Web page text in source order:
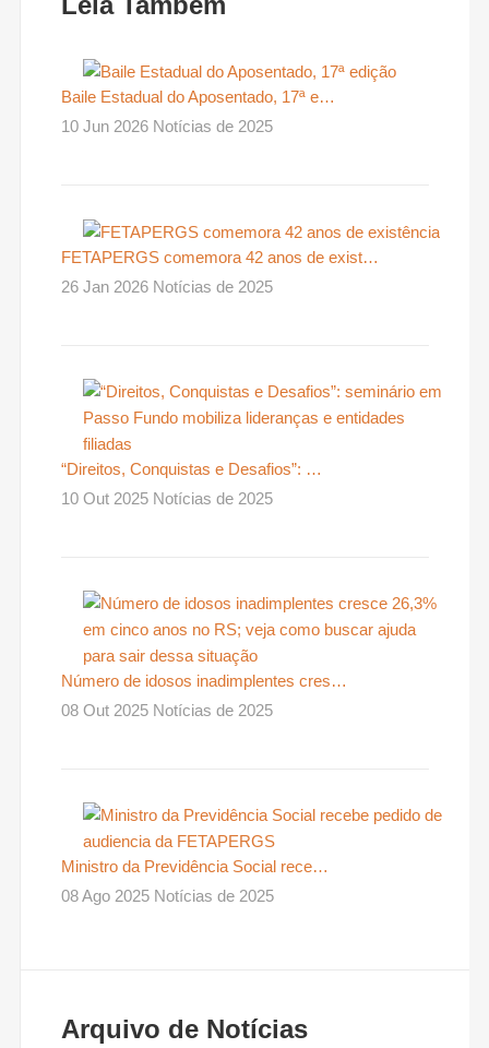
Baile Estadual do Aposentado, 17ª e…
10 Jun 2026 Notícias de 2025
FETAPERGS comemora 42 anos de exist…
26 Jan 2026 Notícias de 2025
“Direitos, Conquistas e Desafios”: …
10 Out 2025 Notícias de 2025
Número de idosos inadimplentes cres…
08 Out 2025 Notícias de 2025
Ministro da Previdência Social rece…
08 Ago 2025 Notícias de 2025
Arquivo de Notícias